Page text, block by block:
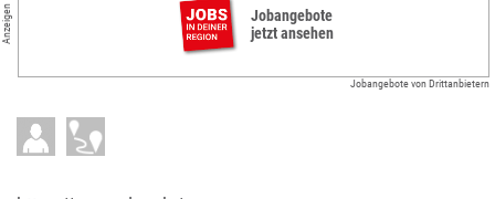
Anzeigen
Jobangebote
jetzt ansehen
Jobangebote von Drittanbietern